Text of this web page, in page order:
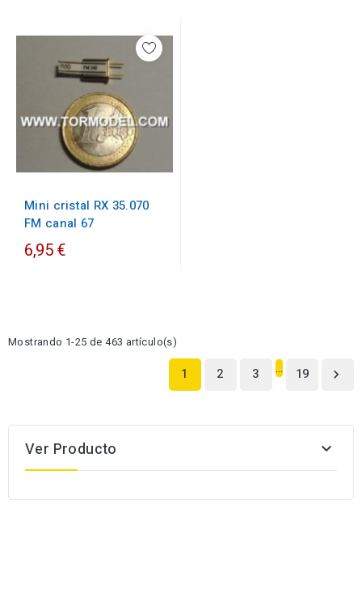
Mini cristal RX 35.070
FM canal 67
6,95 €
Mostrando 1-25 de 463 artículo(s)
1 2 3 … 19 
Ver Producto 